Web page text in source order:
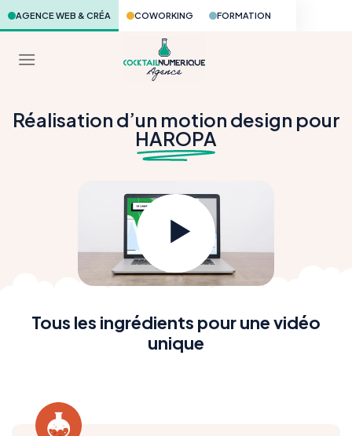
Skip
to
AGENCE WEB & CRÉA COWORKING FORMATION
Réalisation d’un motion design pour
HAROPA
Tous les ingrédients pour une vidéo
unique